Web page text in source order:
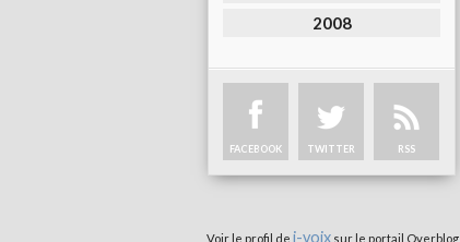
2008
FACEBOOK TWITTER RSS
Voir le profil de i-voixsur le portail Overblog